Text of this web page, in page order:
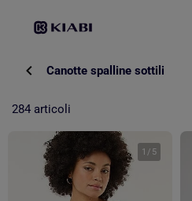
Canotte spalline sottili
284 articoli
1 / 5